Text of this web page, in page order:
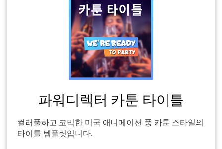
파워디렉터 카툰 타이틀
컬러풀하고 코믹한 미국 애니메이션 풍 카툰 스타일의
타이틀 템플릿입니다.